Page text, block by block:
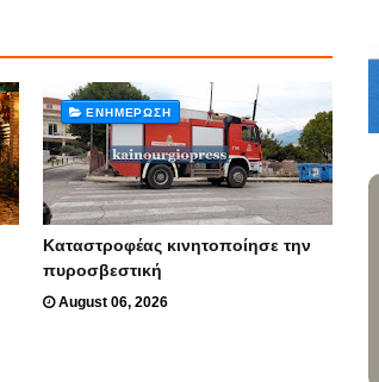
ΕΝΗΜΈΡΩΣΗ
Καταστροφέας κινητοποίησε την
πυροσβεστική
August 06, 2026